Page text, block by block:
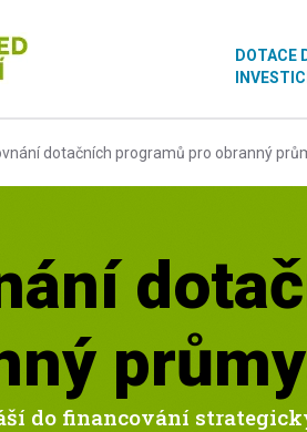
DOTACE
dotačních programů pro obranný
do financování